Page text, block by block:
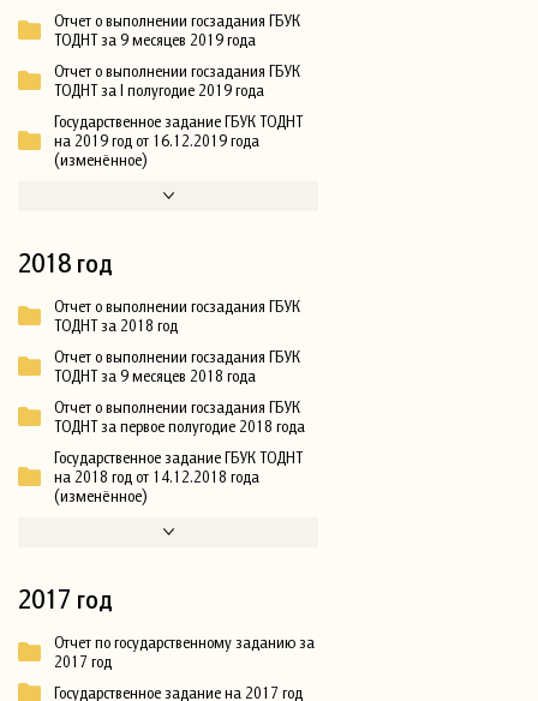
Отчет о выполнении госзадания ГБУК
ТОДНТ за 9 месяцев 2019 года
Отчет о выполнении госзадания ГБУК
ТОДНТ за I полугодие 2019 года
Государственное задание ГБУК ТОДНТ
на 2019 год от 16.12.2019 года
(изменённое)
2018 год
Отчет о выполнении госзадания ГБУК
ТОДНТ за 2018 год
Отчет о выполнении госзадания ГБУК
ТОДНТ за 9 месяцев 2018 года
Отчет о выполнении госзадания ГБУК
ТОДНТ за первое полугодие 2018 года
Государственное задание ГБУК ТОДНТ
на 2018 год от 14.12.2018 года
(изменённое)
2017 год
Отчет по государственному заданию за
2017 год
Государственное задание на 2017 год